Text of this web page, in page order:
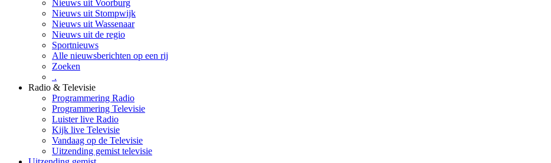
Nieuws uit Voorburg
Nieuws uit Stompwijk
Nieuws uit Wassenaar
Nieuws uit de regio
Sportnieuws
Alle nieuwsberichten op een rij
Zoeken
.
Radio & Televisie
Programmering Radio
Programmering Televisie
Luister live Radio
Kijk live Televisie
Vandaag op de Televisie
Uitzending gemist televisie